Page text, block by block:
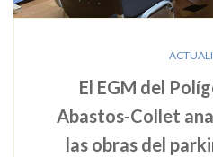
El EGM del
Abastos-Collet
las obras del